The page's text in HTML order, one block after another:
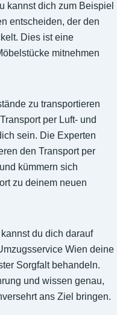
kannst dich zum Beispiel
entscheiden, der den
Dies ist eine
mitnehmen
zu transportieren
per Luft- und
sein. Die Experten
den Transport per
kümmern sich
zu deinem neuen
du dich darauf
Wien deine
Sorgfalt behandeln.
und wissen genau,
ans Ziel bringen.